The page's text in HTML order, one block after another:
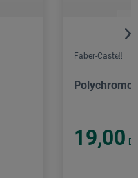
Faber-Castell
19,00